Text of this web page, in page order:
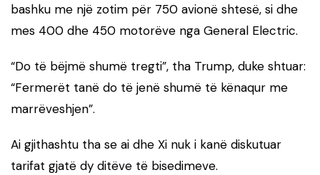
bashku me një zotim për 750 avionë shtesë, si dhe
mes 400 dhe 450 motorëve nga General Electric.
“Do të bëjmë shumë tregti”, tha Trump, duke shtuar:
“Fermerët tanë do të jenë shumë të kënaqur me
marrëveshjen”.
Ai gjithashtu tha se ai dhe Xi nuk i kanë diskutuar
tarifat gjatë dy ditëve të bisedimeve.